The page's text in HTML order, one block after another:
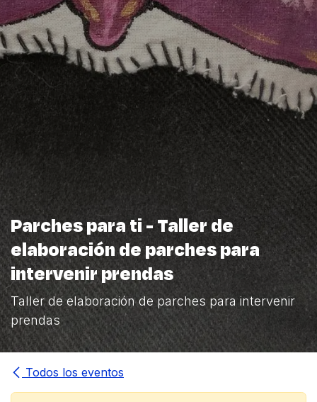
Parches para ti - Taller de
elaboración de parches para
intervenir prendas
Taller de elaboración de parches para intervenir
prendas
Todos los eventos